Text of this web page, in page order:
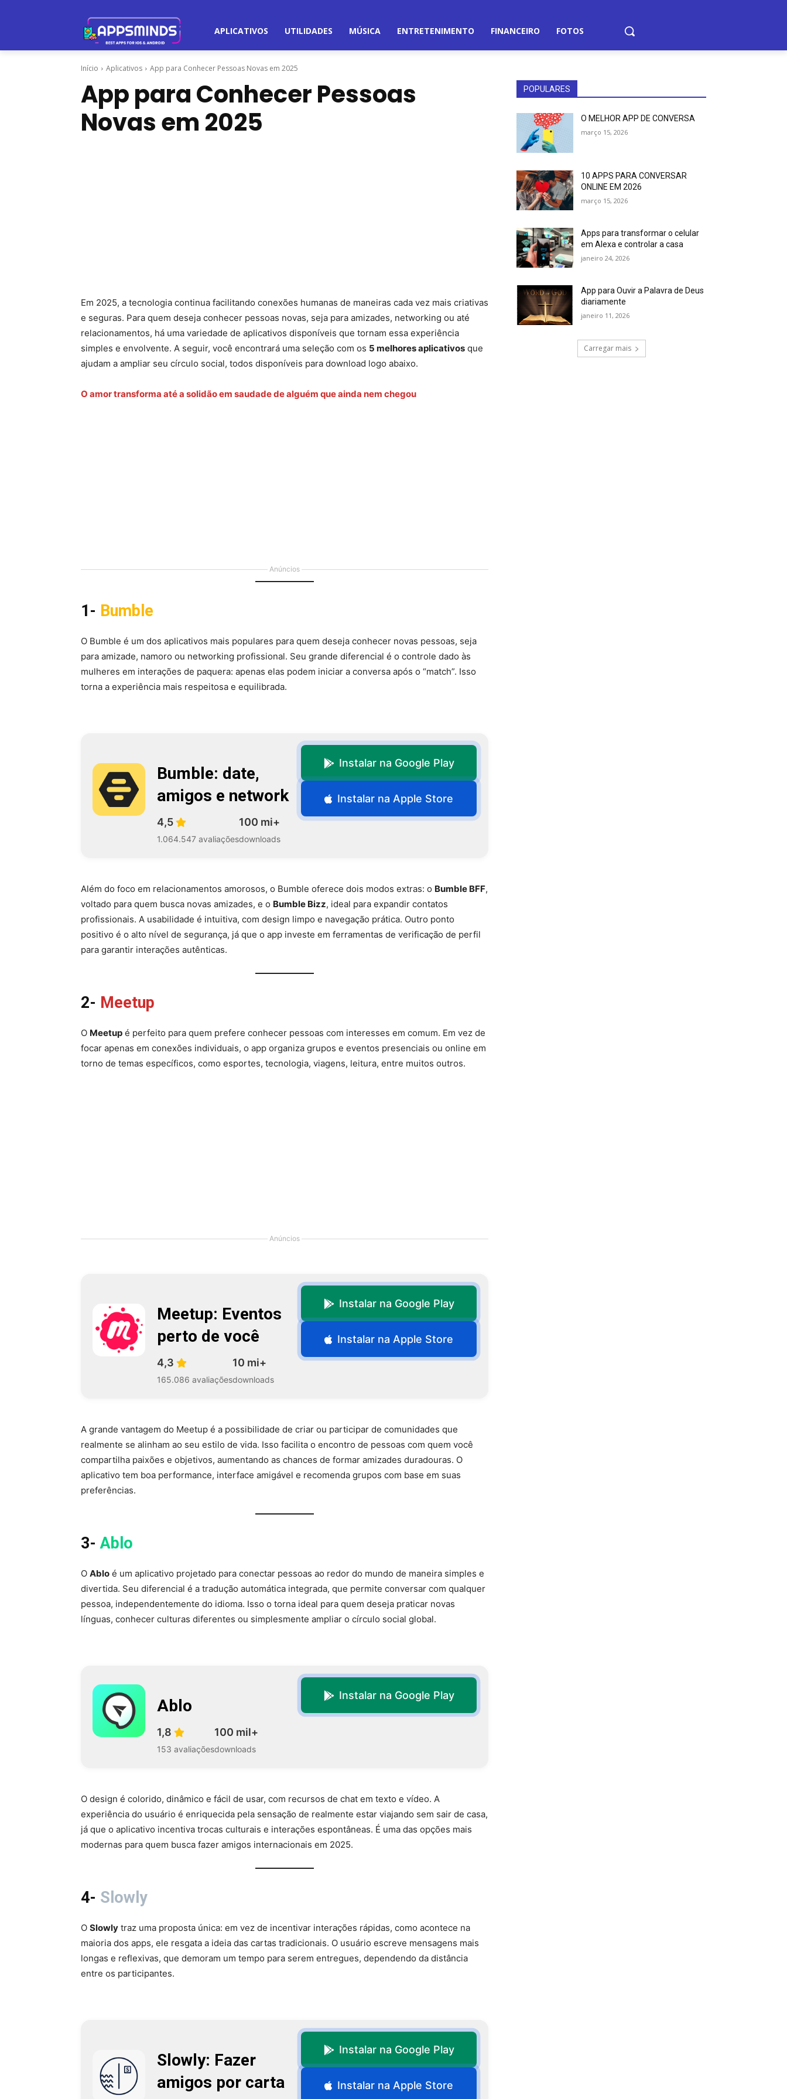
APLICATIVOS UTILIDADES MÚSICA ENTRETENIMENTO FINANCEIRO FOTOS
Início Aplicativos App para Conhecer Pessoas Novas em 2025
App para Conhecer Pessoas
Novas em 2025
Em 2025, a tecnologia continua facilitando conexões humanas de maneiras cada vez mais criativas
e seguras. Para quem deseja conhecer pessoas novas, seja para amizades, networking ou até
relacionamentos, há uma variedade de aplicativos disponíveis que tornam essa experiência
simples e envolvente. A seguir, você encontrará uma seleção com os 5 melhores aplicativos que
ajudam a ampliar seu círculo social, todos disponíveis para download logo abaixo.
O amor transforma até a solidão em saudade de alguém que ainda nem chegou
Anúncios
1- Bumble
O Bumble é um dos aplicativos mais populares para quem deseja conhecer novas pessoas, seja
para amizade, namoro ou networking profissional. Seu grande diferencial é o controle dado às
mulheres em interações de paquera: apenas elas podem iniciar a conversa após o “match”. Isso
torna a experiência mais respeitosa e equilibrada.
Bumble: date,
amigos e network
4,5
1.064.547 avaliações
100 mi+
downloads
Instalar na Google Play
Instalar na Apple Store
Além do foco em relacionamentos amorosos, o Bumble oferece dois modos extras: o Bumble BFF,
voltado para quem busca novas amizades, e o Bumble Bizz, ideal para expandir contatos
profissionais. A usabilidade é intuitiva, com design limpo e navegação prática. Outro ponto
positivo é o alto nível de segurança, já que o app investe em ferramentas de verificação de perfil
para garantir interações autênticas.
2- Meetup
O Meetup é perfeito para quem prefere conhecer pessoas com interesses em comum. Em vez de
focar apenas em conexões individuais, o app organiza grupos e eventos presenciais ou online em
torno de temas específicos, como esportes, tecnologia, viagens, leitura, entre muitos outros.
Anúncios
Meetup: Eventos
perto de você
4,3
165.086 avaliações
10 mi+
downloads
Instalar na Google Play
Instalar na Apple Store
A grande vantagem do Meetup é a possibilidade de criar ou participar de comunidades que
realmente se alinham ao seu estilo de vida. Isso facilita o encontro de pessoas com quem você
compartilha paixões e objetivos, aumentando as chances de formar amizades duradouras. O
aplicativo tem boa performance, interface amigável e recomenda grupos com base em suas
preferências.
3-Ablo
O Ablo é um aplicativo projetado para conectar pessoas ao redor do mundo de maneira simples e
divertida. Seu diferencial é a tradução automática integrada, que permite conversar com qualquer
pessoa, independentemente do idioma. Isso o torna ideal para quem deseja praticar novas
línguas, conhecer culturas diferentes ou simplesmente ampliar o círculo social global.
Ablo
1,8
153 avaliações
100 mil+
downloads
Instalar na Google Play
O design é colorido, dinâmico e fácil de usar, com recursos de chat em texto e vídeo. A
experiência do usuário é enriquecida pela sensação de realmente estar viajando sem sair de casa,
já que o aplicativo incentiva trocas culturais e interações espontâneas. É uma das opções mais
modernas para quem busca fazer amigos internacionais em 2025.
4- Slowly
O Slowly traz uma proposta única: em vez de incentivar interações rápidas, como acontece na
maioria dos apps, ele resgata a ideia das cartas tradicionais. O usuário escreve mensagens mais
longas e reflexivas, que demoram um tempo para serem entregues, dependendo da distância
entre os participantes.
Slowly: Fazer
amigos por carta
Instalar na Google Play
Instalar na Apple Store
POPULARES
O MELHOR APP DE CONVERSA
março 15, 2026
10 APPS PARA CONVERSAR
ONLINE EM 2026
março 15, 2026
Apps para transformar o celular
em Alexa e controlar a casa
janeiro 24, 2026
App para Ouvir a Palavra de Deus
diariamente
janeiro 11, 2026
Carregar mais